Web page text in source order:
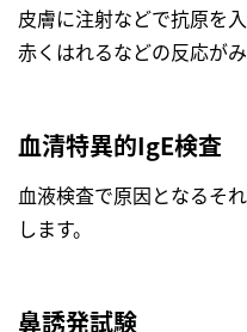
皮膚に注射などで抗原を
赤くはれるなどの反応がみ
血清特異的IgE検査
血液検査で原因となるそ
します。
鼻誘発試験